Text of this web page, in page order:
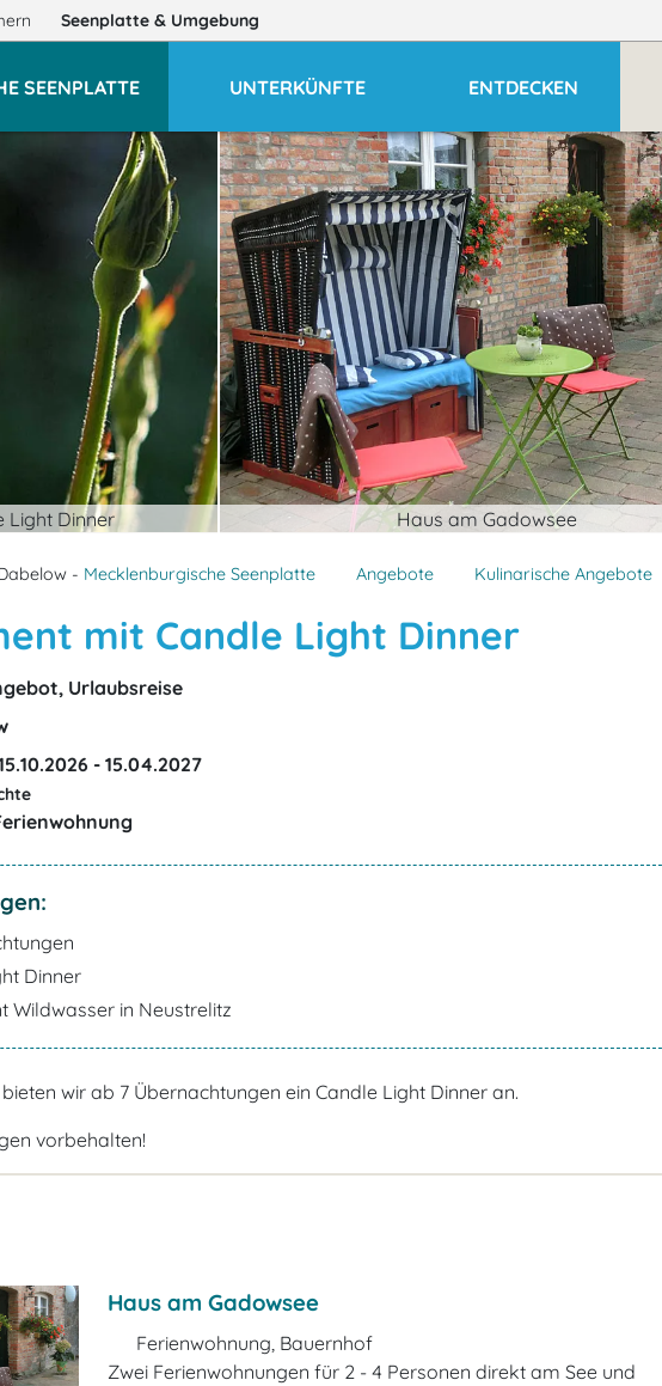
Seenplatte & Umgebung
SEENPLATTE UNTERKÜNFTE ENTDECKEN
Light Dinner Haus am Gadowsee
- Mecklenburgische Seenplatte Angebote Kulinarische Angebote
mit Candle Light Dinner
Urlaubsreise
- 15.04.2027
Dinner
Wildwasser in Neustrelitz
wir ab 7 Übernachtungen ein Candle Light Dinner an.
vorbehalten!
Haus am Gadowsee
Ferienwohnung, Bauernhof
Zwei Ferienwohnungen für 2 - 4 Personen direkt am See und